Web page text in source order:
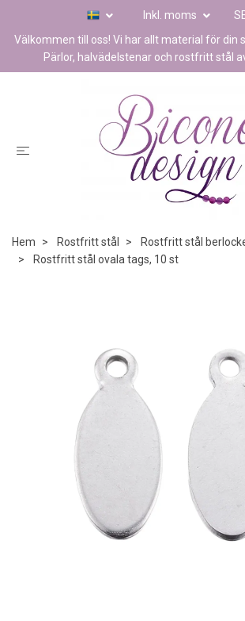
Inkl. moms
Välkommen till oss! Vi har allt material för din
Pärlor, halvädelstenar och rostfritt stål
Hem Rostfritt stål
Rostfritt stål
Rostfritt stål ovala tags, 10 st